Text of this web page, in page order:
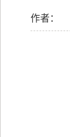
作者：